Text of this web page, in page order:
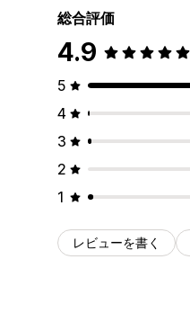
総合評価
4.9
5
4
3
2
1
レビューを書く